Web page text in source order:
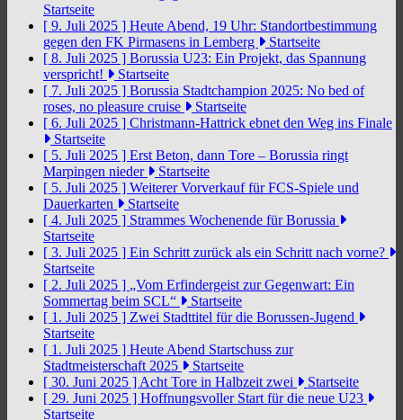
Startseite
[ 9. Juli 2025 ] Heute Abend, 19 Uhr: Standortbestimmung
gegen den FK Pirmasens in Lemberg
Startseite
[ 8. Juli 2025 ] Borussia U23: Ein Projekt, das Spannung
verspricht!
Startseite
[ 7. Juli 2025 ] Borussia Stadtchampion 2025: No bed of
roses, no pleasure cruise
Startseite
[ 6. Juli 2025 ] Christmann-Hattrick ebnet den Weg ins Finale
Startseite
[ 5. Juli 2025 ] Erst Beton, dann Tore – Borussia ringt
Marpingen nieder
Startseite
[ 5. Juli 2025 ] Weiterer Vorverkauf für FCS-Spiele und
Dauerkarten
Startseite
[ 4. Juli 2025 ] Strammes Wochenende für Borussia
Startseite
[ 3. Juli 2025 ] Ein Schritt zurück als ein Schritt nach vorne?
Startseite
[ 2. Juli 2025 ] „Vom Erfindergeist zur Gegenwart: Ein
Sommertag beim SCL“
Startseite
[ 1. Juli 2025 ] Zwei Stadttitel für die Borussen-Jugend
Startseite
[ 1. Juli 2025 ] Heute Abend Startschuss zur
Stadtmeisterschaft 2025
Startseite
[ 30. Juni 2025 ] Acht Tore in Halbzeit zwei
Startseite
[ 29. Juni 2025 ] Hoffnungsvoller Start für die neue U23
Startseite